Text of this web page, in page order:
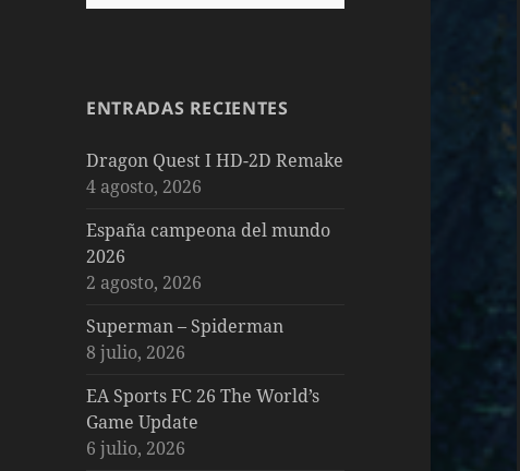
ENTRADAS RECIENTES
Dragon Quest I HD-2D Remake
4 agosto, 2026
España campeona del mundo
2026
2 agosto, 2026
Superman – Spiderman
8 julio, 2026
EA Sports FC 26 The World’s
Game Update
6 julio, 2026